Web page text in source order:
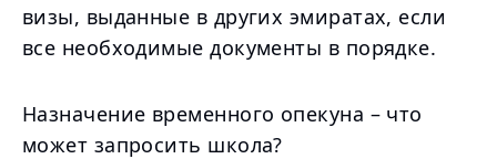
визы, выданные в других эмиратах, если
все необходимые документы в порядке.
Назначение временного опекуна – что
может запросить школа?